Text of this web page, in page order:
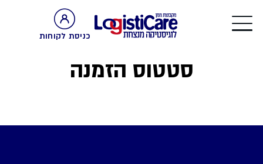
כניסת לקוחות
סטטוס הזמנה